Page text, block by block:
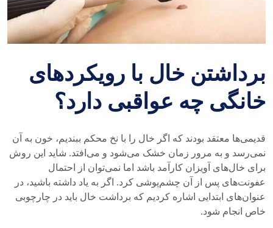
برداشتن خال با رویکردهای
خانگی چه عواقبی دارد؟
قدیمی‌ها معتقد بودند که اگر خال را با نخ محکم ببندیم، خون به آن
نمی‌رسد و به مرور زمان خشک می‌شود و می‌افتد. شاید این روش
برای خال‌های آویزان کارآمد باشد اما نمی‌توان از احتمال
عفونت‌های پس از آن چشم‌پوشی کرد. اگر به یاد داشته باشید، در
عنوان‌های ابتدایی اشاره کردیم که برداشت خال باید در چارچوبی
خاص انجام شود.